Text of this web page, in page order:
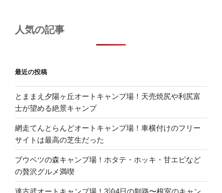
人気の記事
最近の投稿
とままえ夕陽ヶ丘オートキャンプ場！天売焼尻や利尻富
士が望める絶景キャンプ
網走てんとらんどオートキャンプ場！車横付けのフリー
サイトは最高の芝生だった
ブウベツの森キャンプ場！ホタテ・ホッキ・甘エビなど
の贅沢グルメ満喫
達古武オートキャンプ場！3泊4日の釧路〜根室のキャン